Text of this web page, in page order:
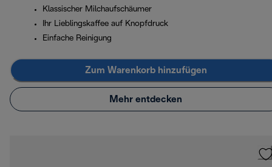
Klassischer Milchaufschäumer
Ihr Lieblingskaffee auf Knopfdruck
Einfache Reinigung
Zum Warenkorb hinzufügen
Mehr entdecken